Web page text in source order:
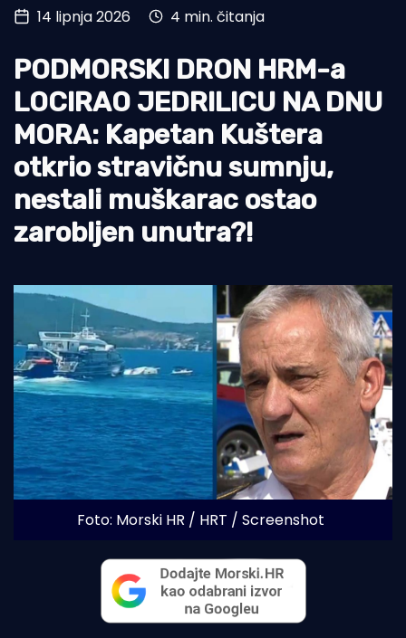
Pomorstvo
Ekologija
Tradicija i kultura
14 lipnja 2026 4 min. čitanja
PODMORSKI DRON HRM-a
LOCIRAO JEDRILICU NA DNU
MORA: Kapetan Kuštera
otkrio stravičnu sumnju,
nestali muškarac ostao
zarobljen unutra?!
Foto: Morski HR / HRT / Screenshot